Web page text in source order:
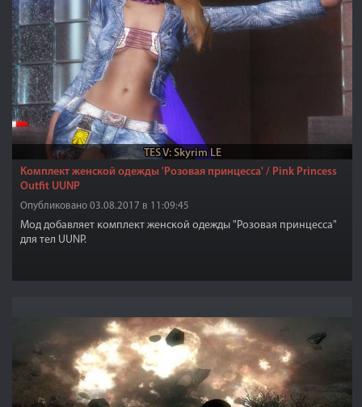
TES V: Skyrim LE
Комплект женской одежды 'Розовая принцесса' / Pink Princess
Outfit UUNP
Опубликовано 03.08.2017 в 11:09:45
Мод добавляет комплект женской одежды "Розовая принцесса"
для тел UUNP.